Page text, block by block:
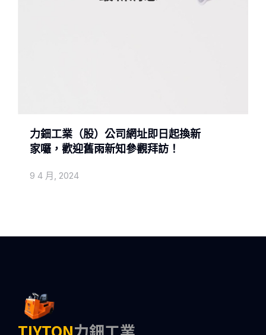
力鈿工業（股）公司網址即日起換新
家囉，歡迎舊雨新知參觀拜訪！
9 4 月, 2024